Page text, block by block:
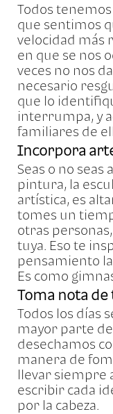
Todos
que sentimos
velocidad más
en que se nos
veces no nos
necesario
que lo
interrumpa, y
familiares de
Incorpora
Seas o no
pintura, la
artística, es
tomes un
otras
tuya. Eso te
pensamiento
Es como
Toma nota de
Todos los días
mayor parte
desechamos
manera de
llevar siempre
escribir cada
por la cabeza.